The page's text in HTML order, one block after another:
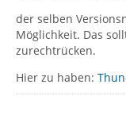
der selben
Möglichkeit. Das
zurechtrücken.
Hier zu haben: